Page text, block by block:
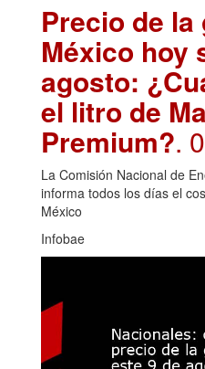
Precio de
México hoy
agosto:
el litro de
Premium?.
La Comisión Nacional de
informa todos los días el
México
Infobae